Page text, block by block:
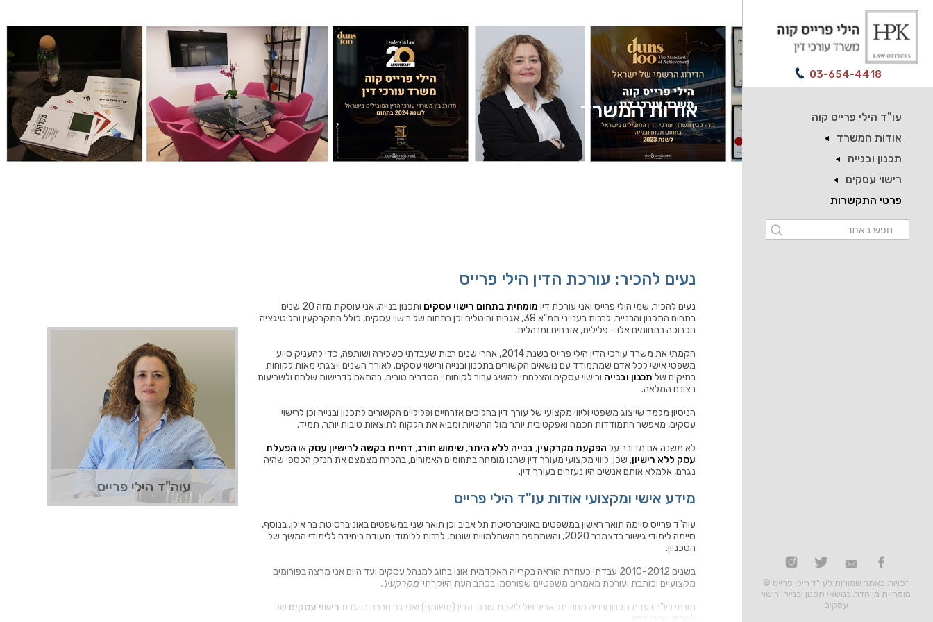
03-654-4418
עו"ד הילי פרייס קוה
אודות המשרד
תכנון ובנייה
רישוי עסקים
פרטי התקשרות
זכויות באתר שמורות לעו"ד הילי פרייס ©
מומחיות מיוחדת בנושאי תכנון ובנייה ורישוי
עסקים
אודות המשרד
נעים להכיר: עורכת הדין הילי פרייס
נעים להכיר, שמי הילי פרייס ואני עורכת דין מומחית בתחום רישוי עסקים
ותכנון בנייה. אני עוסקת מזה 20 שנים
בתחום התכנון והבנייה, לרבות בענייני תמ"א 38, אגרות והיטלים וכן בתחום של רישוי עסקים, כולל המקרקעין והליטיגציה
הכרוכה בתחומים אלו - פלילית, אזרחית ומנהלית.
הקמתי את משרד עורכי הדין הילי פרייס בשנת 2014, אחרי שנים רבות שעבדתי כשכירה ושותפה, כדי להעניק סיוע
משפטי אישי לכל אדם שמתמודד עם נושאים הקשורים בתכנון ובנייה ורישוי עסקים. לאורך השנים ייצגתי מאות לקוחות
בתיקים של תכנון ובנייה ורישוי עסקים והצלחתי להשיג עבור לקוחותיי הסדרים טובים, בהתאם לדרישות שלהם ולשביעות
רצונם המלאה.
הניסיון מלמד שייצוג משפטי וליווי מקצועי של עורך דין בהליכים אזרחיים ופליליים הקשורים לתכנון ובנייה וכן לרישוי
עסקים, מאפשר התמודדות חכמה ואפקטיבית יותר מול הרשויות ומביא את הלקוח לתוצאות טובות יותר, תמיד.
לא משנה אם מדובר על הפקעת מקרקעין, בנייה ללא היתר,שימוש חורג, דחיית בקשה לרישיון עסק או הפעלת
עסק ללא רישיון, שכן, ליווי מקצועי מעורך דין שהנו מומחה בתחומים האמורים, בהכרח מצמצם את הנזק הכספי שהיה
נגרם, אלמלא אותם אנשים היו נעזרים בעורך דין.
מידע אישי ומקצועי אודות עו"ד הילי פרייס
עוה"ד פרייס סיימה תואר ראשון במשפטים באוניברסיטת תל אביב וכן תואר שני במשפטים באוניברסיטת בר אילן. בנוסף,
סיימה לימודי גישור בדצמבר 2020, והשתתפה בהשתלמויות שונות, לרבות ללימודי תעודה ביחידה ללימודי המשך של
הטכניון.
בשנים 2010-2012 עבדתי כעוזרת הוראה בקרייה האקדמית אונו בחוג למנהל עסקים ועד היום אני מרצה בפורומים
מקצועיים וכותבת ועורכת מאמרים משפטיים שפורסמו בכתב העת היוקרתי'מקרקעין'.
מונתי ליו"ר וועדת תכנון ובניה מחוז תל אביב של לשכת עורכי הדין (משותף) ואני גם חברה בוועדת רישוי עסקים של
עוה"ד הילי פרייס
נעים מאוד!
הילי פרייס הנה עו"ד מומחית בתחום
התכנון והבנייה, שייצגה אלפי לקוחות
מרוצים. ביניהם יזמים, קבלנים, רשתות
מסחריות ואנשים פרטיים בייזום פרויקטים,
הליכי תכנון, התנגדויות, ליווי וייצוג
בהליכים פליליים ועוד.
צרו קשר